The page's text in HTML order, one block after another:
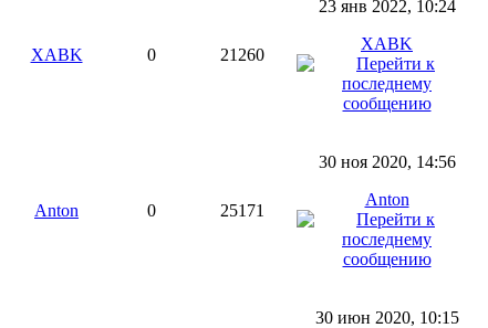
XABK 0 21260
23 янв 2022, 10:24
XABK
Anton 0 25171
30 ноя 2020, 14:56
Anton
30 июн 2020, 10:15